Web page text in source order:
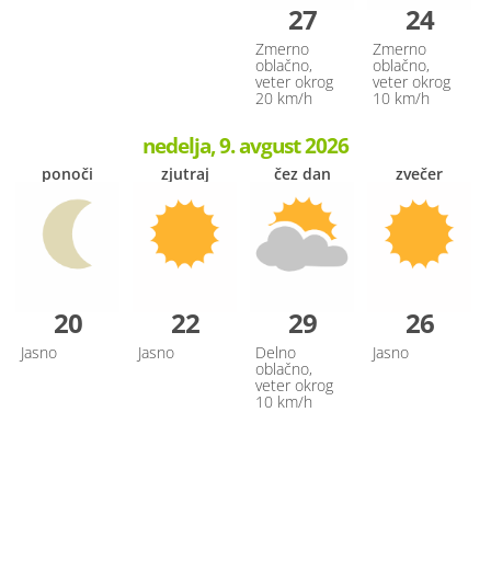
27
Zmerno
oblačno,
veter okrog
20 km/h
24
Zmerno
oblačno,
veter okrog
10 km/h
nedelja, 9. avgust 2026
ponoči
20
Jasno
zjutraj
22
Jasno
čez dan
29
Delno
oblačno,
veter okrog
10 km/h
zvečer
26
Jasno